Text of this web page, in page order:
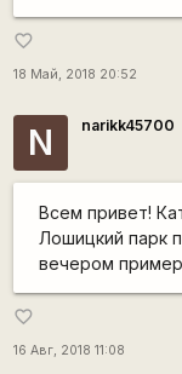
favorite_border
18 Май, 2018 20:52
N narikk45700
Всем привет!
Лошицкий парк
вечером
favorite_border
16 Авг, 2018 11:08